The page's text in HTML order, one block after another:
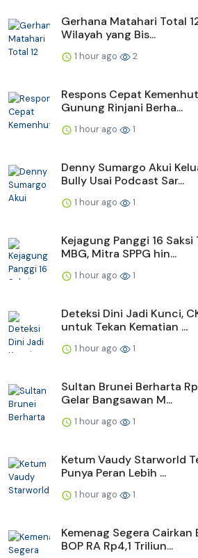
Gerhana Matahari Total
Wilayah yang Bis...
1 hour ago 2
Respons Cepat
Gunung Rinjani Berha...
1 hour ago 1
Denny Sumargo Akui
Bully Usai Podcast Sar...
1 hour ago 1
Kejagung Panggi 16
MBG, Mitra SPPG hin...
1 hour ago 1
Deteksi Dini Jadi Kunci,
untuk Tekan Kematian ...
1 hour ago 1
Sultan Brunei Berharta
Gelar Bangsawan M...
1 hour ago 1
Ketum Vaudy Starworld
Punya Peran Lebih ...
1 hour ago 1
Kemenag Segera Cairkan
BOP RA Rp4,1 Triliun...